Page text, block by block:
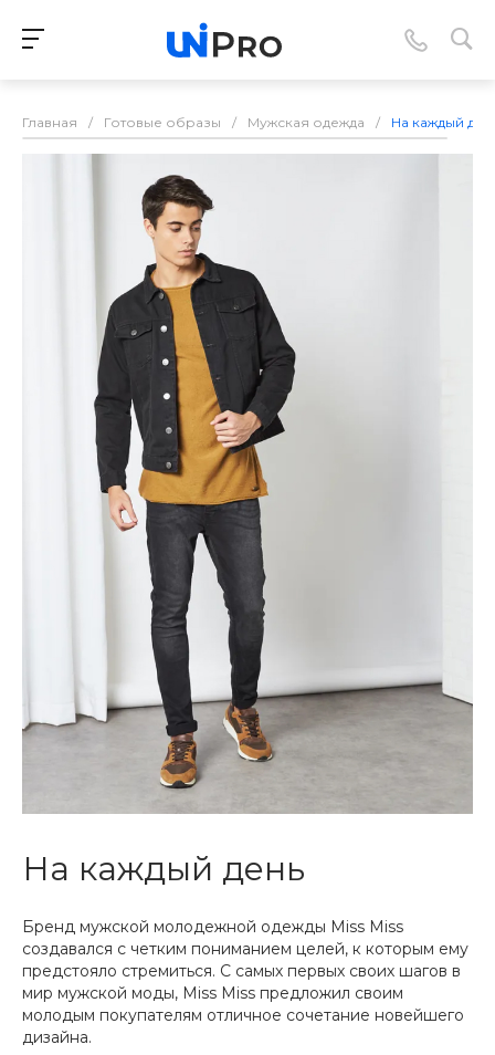
Главная / Готовые образы / Мужская одежда / На каждый
На каждый день
Бренд мужской молодежной одежды Miss Miss
создавался с четким пониманием целей, к которым ему
предстояло стремиться. С самых первых своих шагов в
мир мужской моды, Miss Miss предложил своим
молодым покупателям отличное сочетание новейшего
дизайна.